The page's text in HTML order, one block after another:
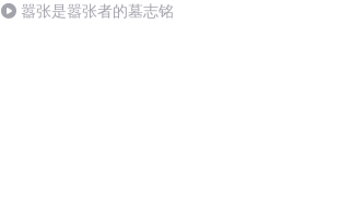
嚣张是嚣张者的墓志铭